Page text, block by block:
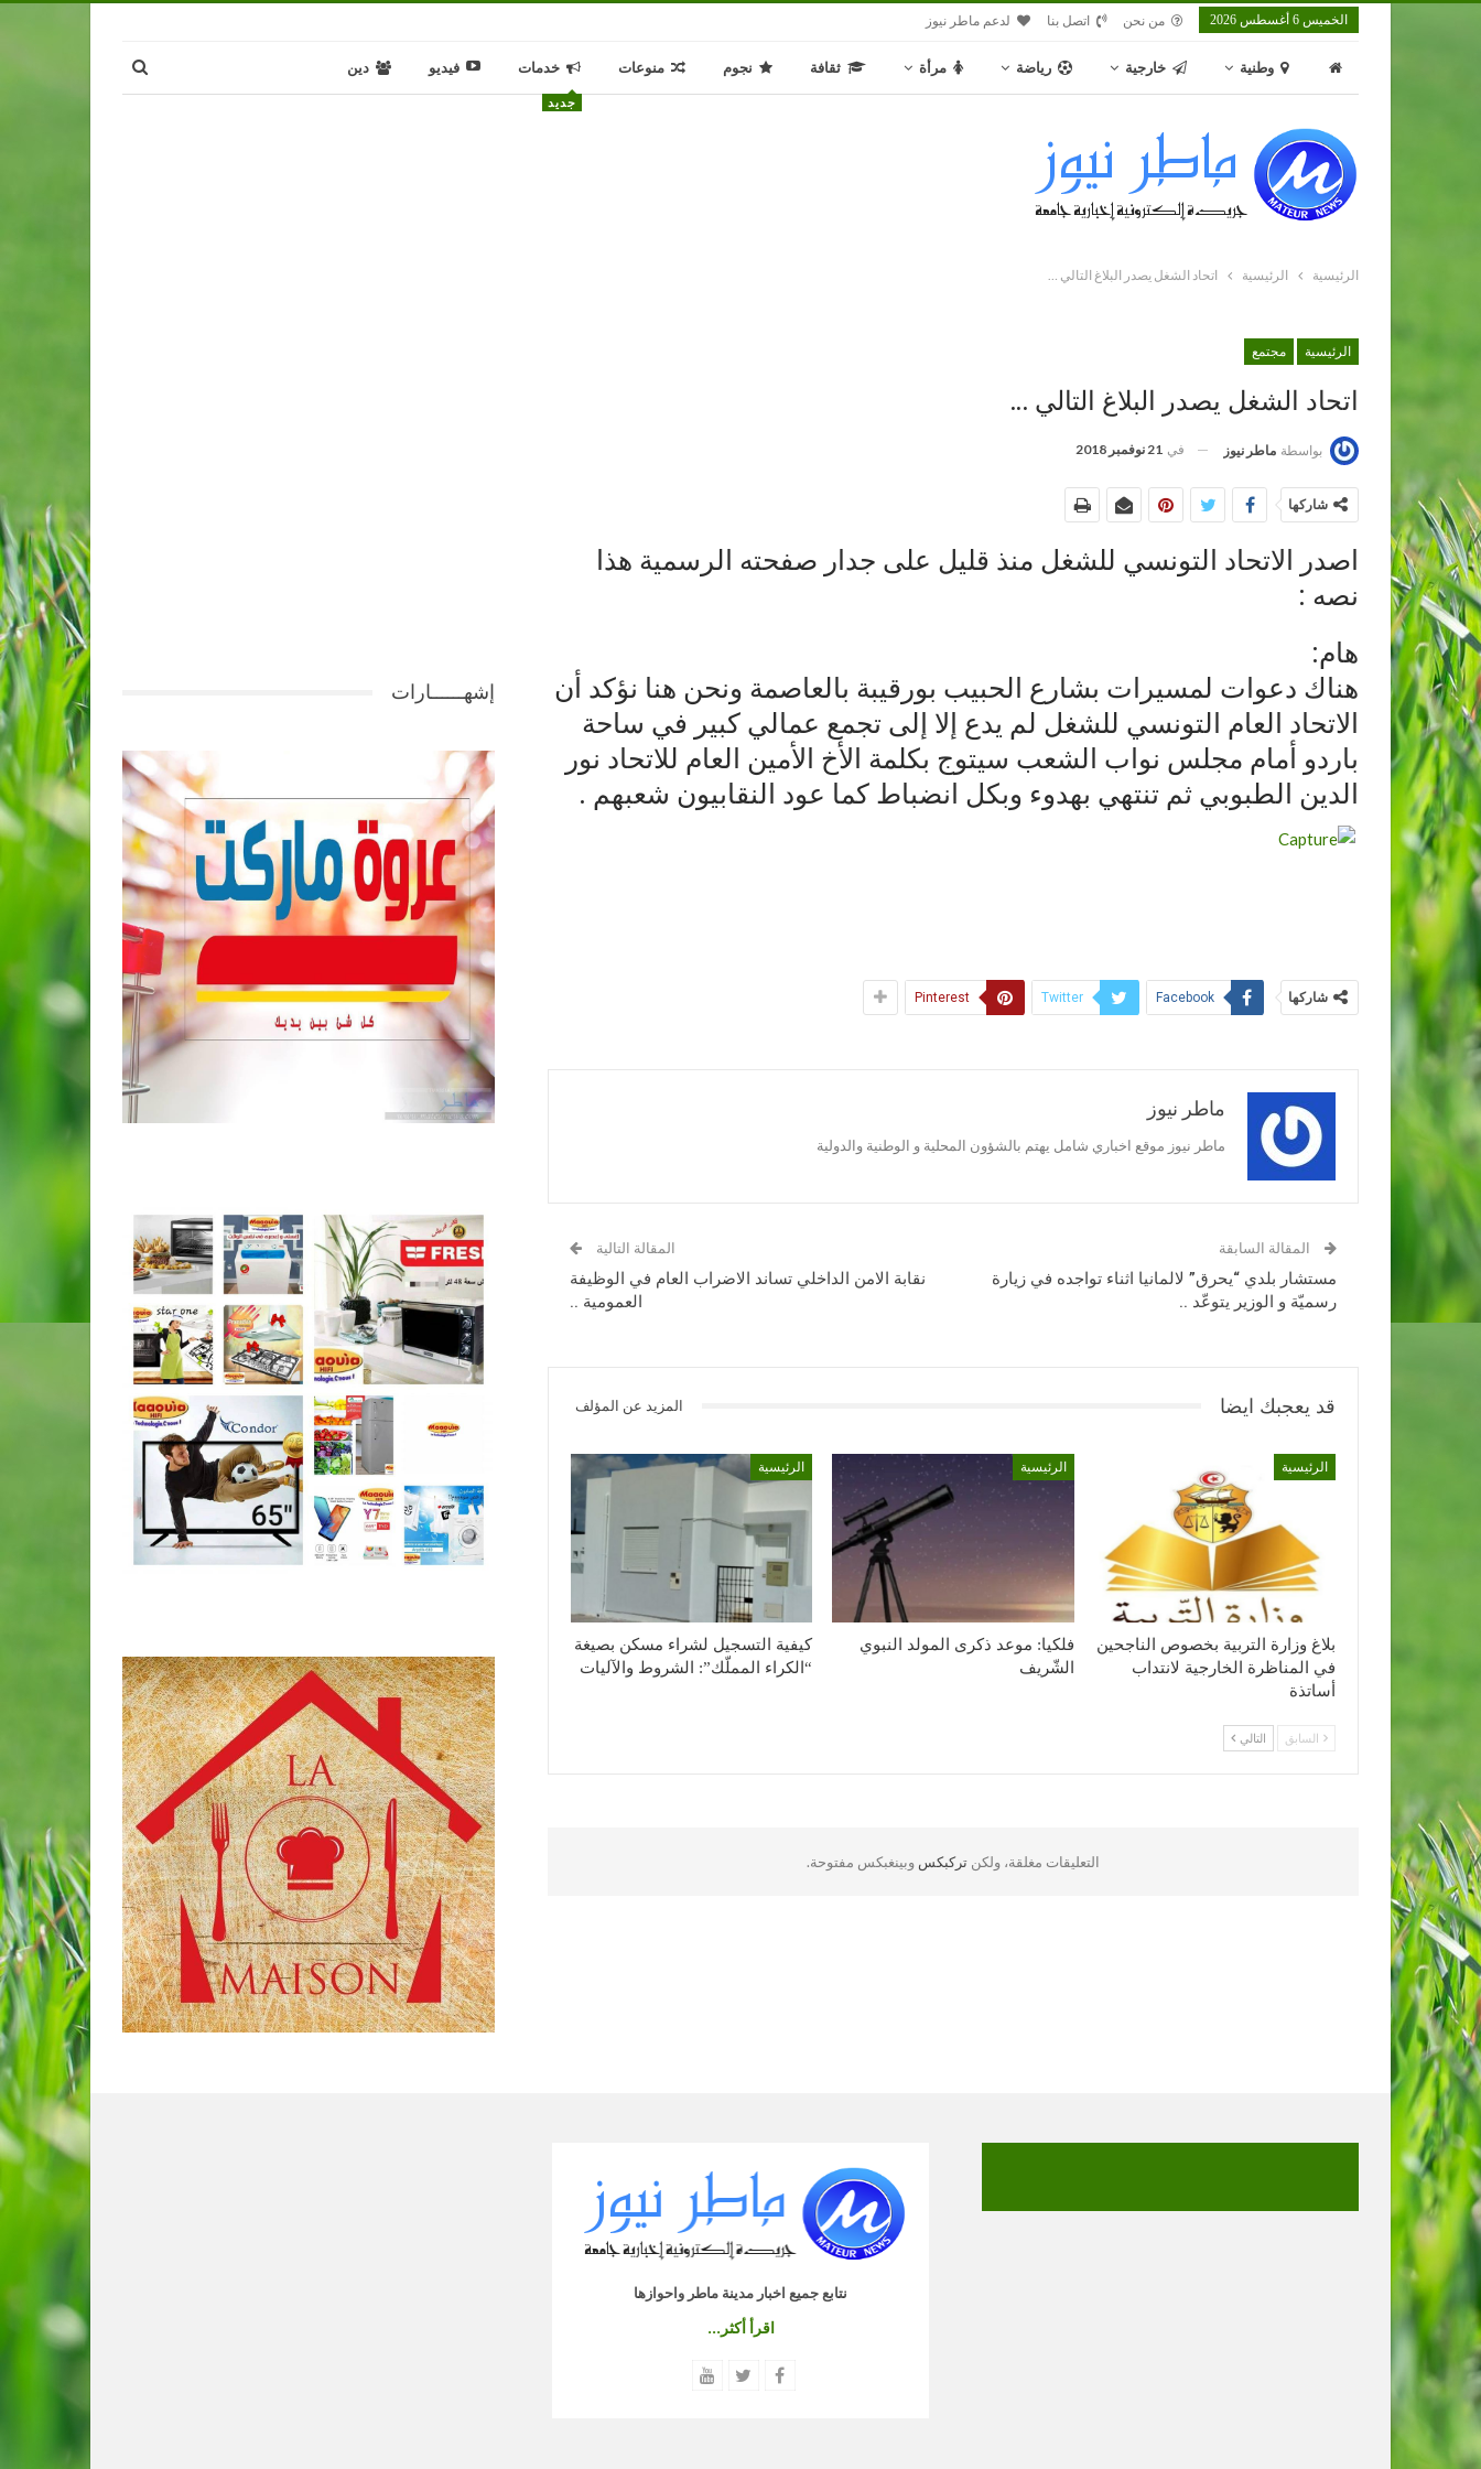
الخميس 6 أغسطس 2026 من نحن اتصل بنا لدعم ماطر نيوز
وطنية خارجية رياضة مرأة ثقافة نجوم منوعات خدمات
جديد
فيديو دين
الرئيسية الرئيسية اتحاد الشغل يصدر البلاغ التالي …
الرئيسية مجتمع
اتحاد الشغل يصدر البلاغ التالي …
بواسطة ماطر نيوز في 21 نوفمبر 2018
شاركها
اصدر الاتحاد التونسي للشغل منذ قليل على جدار صفحته الرسمية هذا
نصه :
هام:
هناك دعوات لمسيرات بشارع الحبيب بورقيبة بالعاصمة ونحن هنا نؤكد أن
الاتحاد العام التونسي للشغل لم يدع إلا إلى تجمع عمالي كبير في ساحة
باردو أمام مجلس نواب الشعب سيتوج بكلمة الأخ الأمين العام للاتحاد نور
الدين الطبوبي ثم تنتهي بهدوء وبكل انضباط كما عود النقابيون شعبهم .
شاركها Facebook
Twitter
Pinterest
ماطر نيوز
ماطر نيوز موقع اخباري شامل يهتم بالشؤون المحلية و الوطنية والدولية
المقالة السابقة
مستشار بلدي “يحرق” لالمانيا اثناء تواجده في زيارة
رسميّة و الوزير يتوعّد ..
المقالة التالية
نقابة الامن الداخلي تساند الاضراب العام في الوظيفة
العمومية ..
قد يعجبك ايضا المزيد عن المؤلف
الرئيسية
بلاغ وزارة التربية بخصوص الناجحين
في المناظرة الخارجية لانتداب
أساتذة
الرئيسية
فلكيا: موعد ذكرى المولد النبوي
الشّريف
الرئيسية
كيفية التسجيل لشراء مسكن بصيغة
“الكراء المملّك”: الشروط والآليات
السابق التالي
التعليقات مغلقة، ولكن تركبكس وبينغبكس مفتوحة.
إشهــــــارات
نتابع جميع اخبار مدينة ماطر واحوازها
اقرأ أكثر...